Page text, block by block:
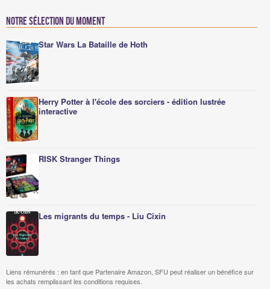
Notre sélection du moment
Star Wars La Bataille de Hoth
Herry Potter à l'école des sorciers - édition lustrée
interactive
RISK Stranger Things
Les migrants du temps - Liu Cixin
Liens rémunérés : en tant que Partenaire Amazon, SFU peut réaliser un bénéfice sur
les achats remplissant les conditions requises.